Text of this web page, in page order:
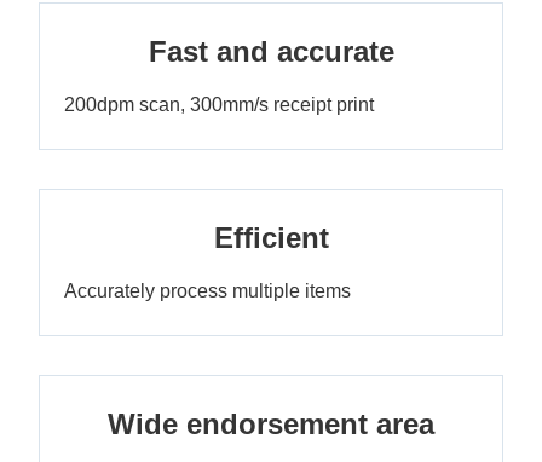
Fast and accurate
200dpm scan, 300mm/s receipt print
Efficient
Accurately process multiple items
Wide endorsement area